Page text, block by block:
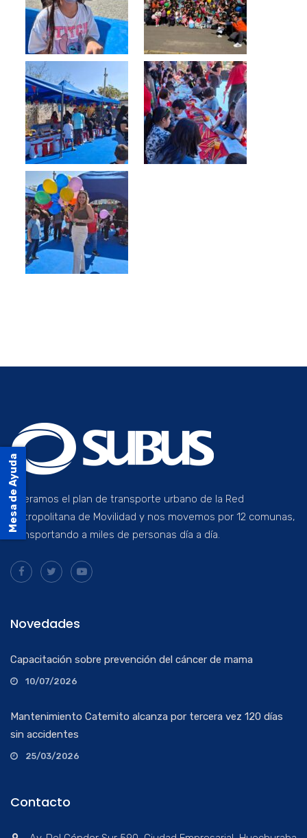
Operamos el plan de transporte urbano de la Red
Metropolitana de Movilidad y nos movemos por 12 comunas,
transportando a miles de personas día a día.
Novedades
Capacitación sobre prevención del cáncer de mama
10/07/2026
Mantenimiento Catemito alcanza por tercera vez 120 días
sin accidentes
25/03/2026
Contacto
Mesa de Ayuda